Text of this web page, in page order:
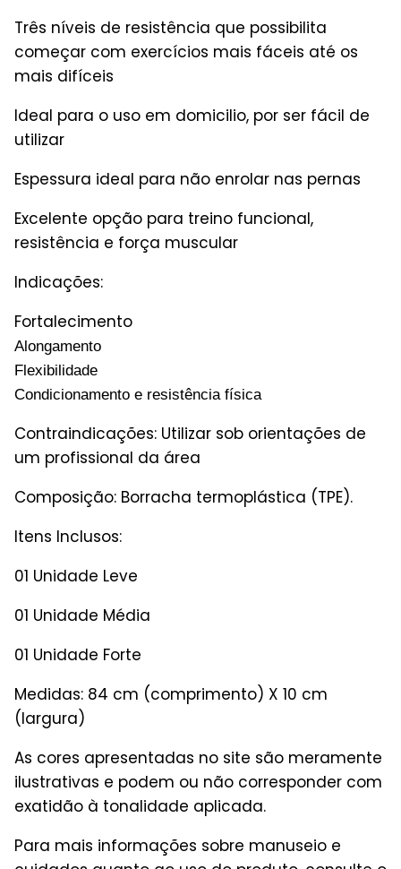
Três níveis de resistência que possibilita
começar com exercícios mais fáceis até os
mais difíceis
Ideal para o uso em domicilio, por ser fácil de
utilizar
Espessura ideal para não enrolar nas pernas
Excelente opção para treino funcional,
resistência e força muscular
Indicações:
Fortalecimento
Alongamento
Flexibilidade
Condicionamento e resistência física
Contraindicações: Utilizar sob orientações de
um profissional da área
Composição: Borracha termoplástica (TPE).
Itens Inclusos:
01 Unidade Leve
01 Unidade Média
01 Unidade Forte
Medidas: 84 cm (comprimento) X 10 cm
(largura)
As cores apresentadas no site são meramente
ilustrativas e podem ou não corresponder com
exatidão à tonalidade aplicada.
Para mais informações sobre manuseio e